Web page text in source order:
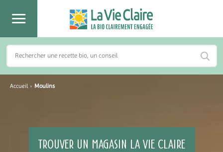
Accueil › Moulins
TROUVER UN MAGASIN LA VIE CLAIRE